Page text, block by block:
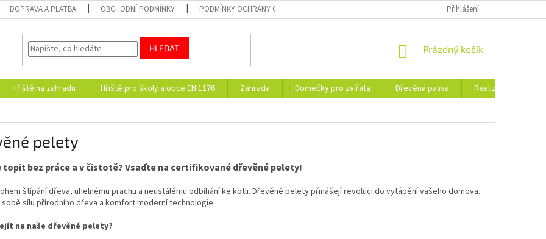
DOPRAVA A PLATBA OBCHODNÍ PODMÍNKY PODMÍNKY OCHRANY OSOBNÍCH ÚDAJŮ PORADNA BLOG
Přihlášení
HLEDAT
NÁKUPNÍ
Prázdný košík
Hřiště na zahradu Hřiště pro školy a obce EN 1176 Zahrada Domečky pro zvířata Dřevěná paliva Realizace
pelety
topit bez práce a v čistotě? Vsaďte na certifikované dřevěné pelety!
štípání dřeva, uhelnému prachu a neustálému odbíhání ke kotli. Dřevěné pelety přinášejí revoluci do vytápění vašeho domova.
sobě sílu přírodního dřeva a komfort moderní technologie.
na naše dřevěné pelety?